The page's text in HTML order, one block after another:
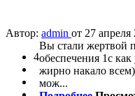
Автор: admin от 27 апреля
4
Вы стали жертвой
обеспечения 1с
жирно накало
мож...